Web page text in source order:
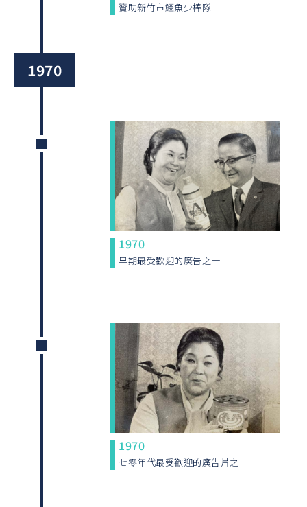
贊助新竹市鱷魚少棒隊
1970
1970
早期最受歡迎的廣告之一
1970
七零年代最受歡迎的廣告片之一